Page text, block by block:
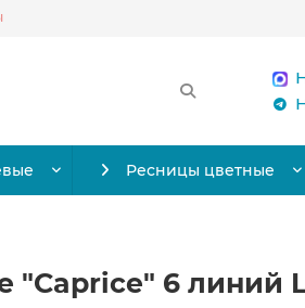
Ресницы цветные
6 линий